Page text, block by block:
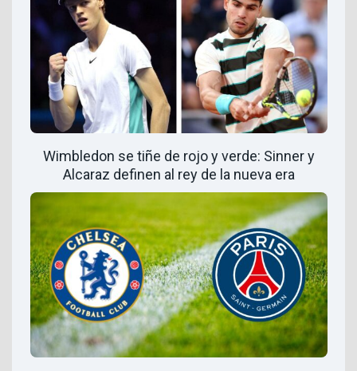
Wimbledon se tiñe de rojo y verde: Sinner y
Alcaraz definen al rey de la nueva era